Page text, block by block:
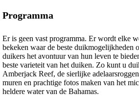
Programma
Er is geen vast programma. Er wordt elke
bekeken waar de beste duikmogelijkheden
duikers het avontuur van hun leven te
beste varieteit van het duiken. Zo kunt u
Amberjack Reef, de sierlijke
muren en prachtige fotos maken van het
heldere water van de Bahamas.